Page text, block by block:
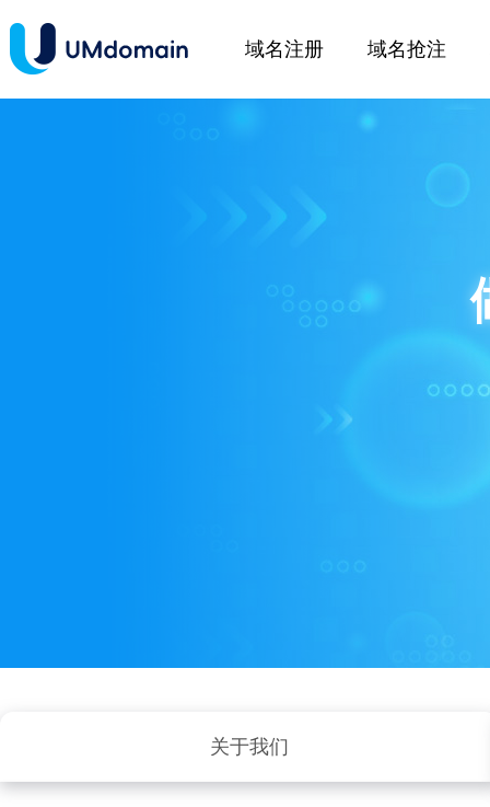
域名注册 域名抢注
关于我们